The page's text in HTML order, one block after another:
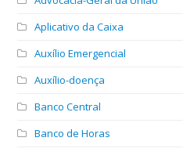
Aplicativo da Caixa
Auxílio Emergencial
Auxílio-doença
Banco Central
Banco de Horas